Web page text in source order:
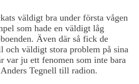
väldigt bra under första vågen
som hade en väldigt låg
Även där så fick de
och väldigt stora problem på sina
var ju ett fenomen som inte bara
Tegnell till radion.